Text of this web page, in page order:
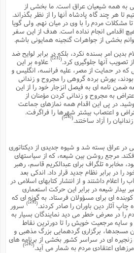
به همه شیعیان عراق است. ما بخشى از
تا هر چند گاه پادشاه آنها را از نظر بگذراند.
مشکلات مردم را با وى در میان نهم, ولى گویا
اقدامى انجام نداده است. هدف از این سفر
بخشى از جواهرات گنجینه همایونى باشم.
بدین امر بسنده نکرد، بلکه در برابر لوایح ضد
تصویب آنها جلوگیرى کرد. [23]
)علاوه بر این
که در حمایت از مصر، علیه فرانسه، انگلیس و
یورش برده گروهى را مجروح و زندانى
نامه اى به فیصل انزجار خود را از این
به مجروح و زندانى کردن مؤمنان از
در پى این اقدام همه نمازهاى جماعت
و اعتصاب بیشتر شهرها را فراگرفت.
را آزاد ساختند. [24]
)
پادشاهى در عراق بسته شد و شیوه جدیدى از دیکتاتورى
مرجع روشن بین شیعه، که از سیاستهاى
مخابره تلگراف براى عبدالکریم قاسم، رهبر
را در برابر نظام جدید قرار داد. اندکى بعد
اعلام داشتند و از انتشار کتابهاى اسلامى در
بیدار شیعه در برابر این حرکت استعمارى
اى براى مسؤولان فرستاد. به گونه اى که
آثار دین باوران را صادر کردند. [25]
)سرور
را در معرض خطر مى دید نمایندگان بسیار به
مرجعیت خویش را تا دورترین نقاط
برگزارى گردهمایى بزرگ مذهبى و
زنجیره اى در سراسر کشور بخشى از برنامه هاى
اعتقادى مردم به شمار مى آید.(
[26]
)